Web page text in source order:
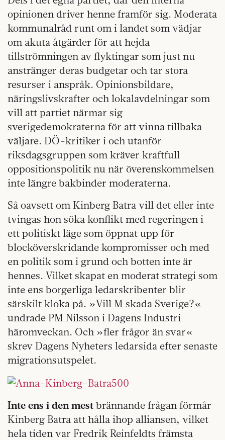
opinionen driver henne framför sig. Moderata
kommunalråd runt om i landet som vädjar
om akuta åtgärder för att hejda
tillströmningen av flyktingar som just nu
anstränger deras budgetar och tar stora
resurser i anspråk. Opinionsbildare,
näringslivskrafter och lokalavdelningar som
vill att partiet närmar sig
sverigedemokraterna för att vinna tillbaka
väljare. DÖ-kritiker i och utanför
riksdagsgruppen som kräver kraftfull
oppositionspolitik nu när överenskommelsen
inte längre bakbinder moderaterna.
Så oavsett om Kinberg Batra vill det eller inte
tvingas hon söka konflikt med regeringen i
ett politiskt läge som öppnat upp för
blocköverskridande kompromisser och med
en politik som i grund och botten inte är
hennes. Vilket skapat en moderat strategi som
inte ens borgerliga ledarskribenter blir
särskilt kloka på. »Vill M skada Sverige?«
undrade PM Nilsson i Dagens Industri
häromveckan. Och »fler frågor än svar«
skrev Dagens Nyheters ledarsida efter senaste
migrationsutspelet.
Inte ens i den mest brännande frågan förmår
Kinberg Batra att hålla ihop alliansen, vilket
hela tiden var Fredrik Reinfeldts främsta